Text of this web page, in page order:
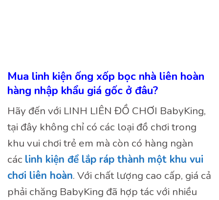
Mua linh kiện ống xốp bọc nhà liên hoàn
hàng nhập khẩu giá gốc ở đâu?
Hãy đến với LINH LIÊN ĐỒ CHƠI BabyKing,
tại đây không chỉ có các loại đồ chơi trong
khu vui chơi trẻ em mà còn có hàng ngàn
các linh kiện để lắp ráp thành một khu vui
chơi liên hoàn. Với chất lượng cao cấp, giá cả
phải chăng BabyKing đã hợp tác với nhiều